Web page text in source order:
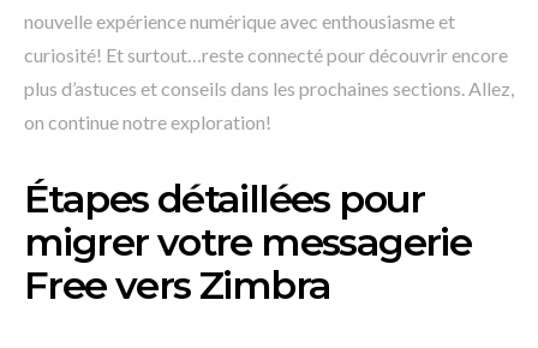
nouvelle expérience numérique avec enthousiasme et
curiosité! Et surtout…reste connecté pour découvrir encore
plus d’astuces et conseils dans les prochaines sections. Allez,
on continue notre exploration!
Étapes détaillées pour
migrer votre messagerie
Free vers Zimbra